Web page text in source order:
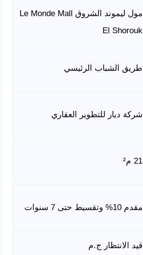
مول ليموند الشروق Le Monde Mall
El Shorouk
طريق الشباب الرئيسي
شركة ديار للتطوير العقاري
21 م²
مقدم 10% وتقسيط حتى 7 سنوات
قيد الانتظار ج.م